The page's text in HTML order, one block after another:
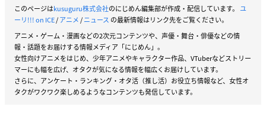
このページはkusuguru株式会社のにじめん編集部が作成・配信しています。 ユ
ーリ!!! on ICE/アニメ/ニュース の最新情報はリンク先をご覧ください。
アニメ・ゲーム・漫画などの2次元コンテンツや、声優・舞台・俳優などの情
報・話題をお届けする情報メディア「にじめん」。
女性向けアニメをはじめ、少年アニメやキャラクター作品、VTuberなどストリー
マーにも幅を広げ、オタクが気になる情報を幅広くお届けしています。
さらに、アンケート・ランキング・オタ活（推し活）お役立ち情報など、女性オ
タクがワクワク楽しめるようなコンテンツも発信しています。